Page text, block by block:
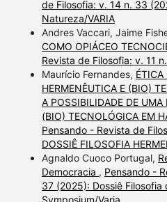
de Filosofia: v. 14 n. 33
Natureza/VARIA
Andres Vaccari, Jaime
COMO OPIÁCEO
Revista de Filosofia: v. 11
Maurício Fernandes, ÉTICA
HERMENÊUTICA E (BIO)
A POSSIBILIDADE DE UMA
(BIO) TECNOLÓGICA EM
Pensando - Revista de
DOSSIÊ FILOSOFIA
Agnaldo Cuoco Portugal,
Democracia , Pensando -
37 (2025): Dossiê Filosofia
Symposium/Varia